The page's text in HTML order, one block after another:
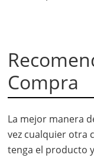
Compra
La mejor manera
vez cualquier otra
tenga el producto